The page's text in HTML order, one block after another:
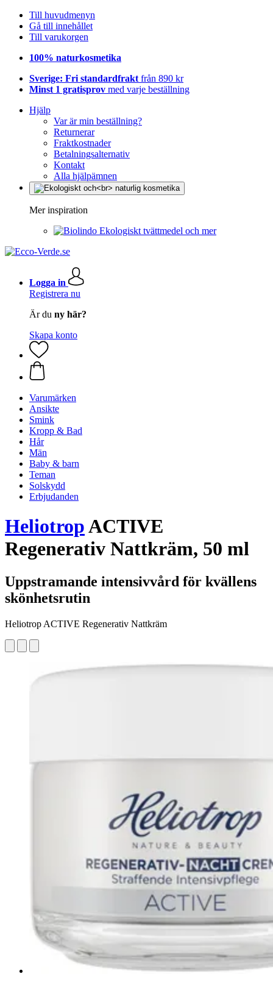
Till huvudmenyn
Gå till innehållet
Till varukorgen
100% naturkosmetika
Sverige: Fri standardfrakt från 890 kr
Minst 1 gratisprov med varje beställning
Hjälp
Var är min beställning?
Returnerar
Fraktkostnader
Betalningsalternativ
Kontakt
Alla hjälpämnen
Mer inspiration
Ekologiskt tvättmedel och mer
Logga in
Registrera nu
Är du ny här?
Skapa konto
Varumärken
Ansikte
Smink
Kropp & Bad
Hår
Män
Baby & barn
Teman
Solskydd
Erbjudanden
HeliotropACTIVE
Regenerativ Nattkräm, 50 ml
Uppstramande intensivvård för kvällens
skönhetsrutin
Heliotrop ACTIVE Regenerativ Nattkräm